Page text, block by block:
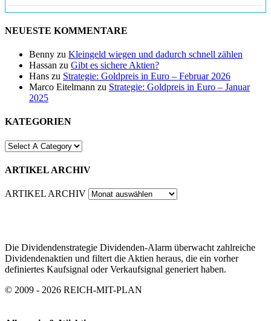
NEUESTE KOMMENTARE
Benny zu Kleingeld wiegen und dadurch schnell zählen
Hassan zu Gibt es sichere Aktien?
Hans zu Strategie: Goldpreis in Euro – Februar 2026
Marco Eitelmann zu Strategie: Goldpreis in Euro – Januar
2025
KATEGORIEN
ARTIKEL ARCHIV
ARTIKEL ARCHIV
Die Dividendenstrategie Dividenden-Alarm überwacht zahlreiche
Dividendenaktien und filtert die Aktien heraus, die ein vorher
definiertes Kaufsignal oder Verkaufsignal generiert haben.
© 2009 - 2026 REICH-MIT-PLAN